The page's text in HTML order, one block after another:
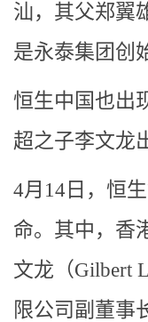
汕，其父郑翼
是永泰集团创
恒生中国也出
超之子李文龙
4月14日，恒
命。其中，香
文龙（Gilbert
限公司副董事